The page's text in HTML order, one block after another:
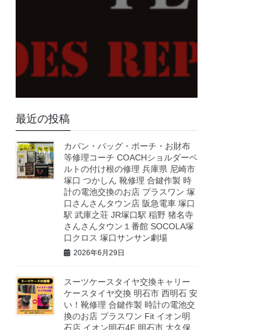
最近の投稿
カバン・バッグ・ポーチ・お財布
等修理コーチ COACHショルダーベ
ルトの付け根の修理 兵庫県 尼崎市
塚口 つかしん 靴修理 合鍵作製 時
計の電池交換のお店 プラスワン 塚
口さんさんタウン店 阪急電車 塚口
駅 武庫之荘 JR塚口駅 稲野 猪名寺
さんさんタウン１番館 SOCOLA塚
口クロス 塚口サンサン劇場
2026年6月29日
スーツケースタイヤ交換キャリー
ケースタイヤ交換 明石市 西明石 安
い！靴修理 合鍵作製 時計の電池交
換のお店 プラスワン Fit イオン明
石店 イオン明石4F 明石市 大久保